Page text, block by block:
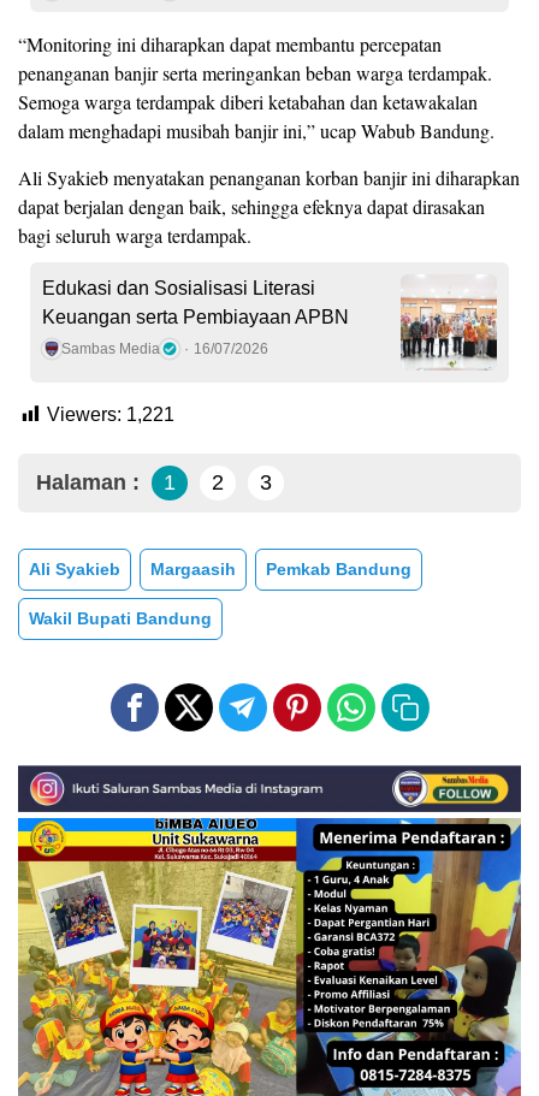
“Monitoring ini diharapkan dapat membantu percepatan
penanganan banjir serta meringankan beban warga terdampak.
Semoga warga terdampak diberi ketabahan dan ketawakalan
dalam menghadapi musibah banjir ini,” ucap Wabub Bandung.
Ali Syakieb menyatakan penanganan korban banjir ini diharapkan
dapat berjalan dengan baik, sehingga efeknya dapat dirasakan
bagi seluruh warga terdampak.
Edukasi dan Sosialisasi Literasi
Keuangan serta Pembiayaan APBN
Sambas Media 16/07/2026
Viewers: 1,221
Halaman : 1 2 3
Ali Syakieb Margaasih Pemkab Bandung
Wakil Bupati Bandung